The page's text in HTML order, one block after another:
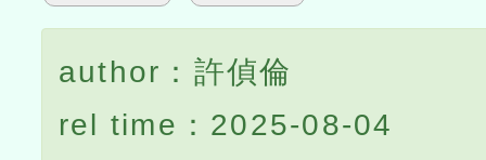
author：許偵倫
rel time：2025-08-04